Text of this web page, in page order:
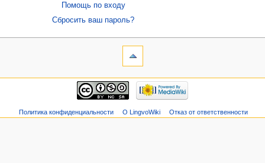
Помощь по входу
Сбросить ваш пароль?
Политика конфиденциальности О LingvoWiki Отказ от ответственности